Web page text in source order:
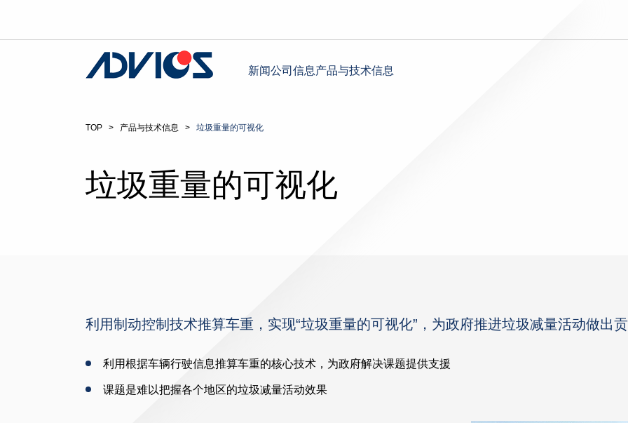
新闻公司信息产品与技术信息
TOP > 产品与技术信息 > 垃圾重量的可视化
垃圾重量的可视化
利用制动控制技术推算车重，实现“垃圾重量的可视化”，为政府推进垃圾减量活动做出
利用根据车辆行驶信息推算车重的核心技术，为政府解决课题提供支援
课题是难以把握各个地区的垃圾减量活动效果